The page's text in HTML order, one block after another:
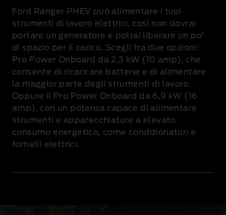
Ford Ranger PHEV può alimentare i tuoi
strumenti di lavoro elettrici, così non dovrai
portare un generatore e potrai liberare un po'
di spazio per il carico. Scegli tra due opzioni:
Pro Power Onboard da 2,3 kW (10 amp), che
consente di ricaricare batterie e di alimentare
la maggior parte degli strumenti di lavoro.
Oppure il Pro Power Onboard da 6,9 kW (16
amp), con un potenza capace di alimentare
strumenti e apparecchiature a elevato
consumo energetico, come condizionatori e
fornelli elettrici.